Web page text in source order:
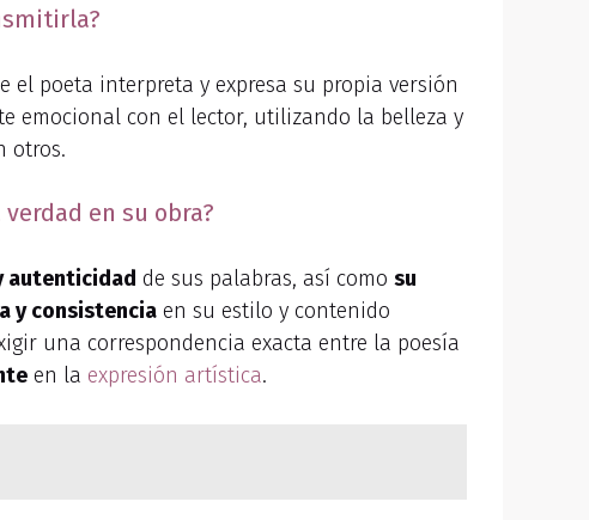
el poeta interpreta y expresa su propia versión
emocional con el lector, utilizando la belleza y
otros.
en su obra?
autenticidad de sus palabras, así como su
y consistencia en su estilo y contenido
una correspondencia exacta entre la poesía
en la expresión artística.